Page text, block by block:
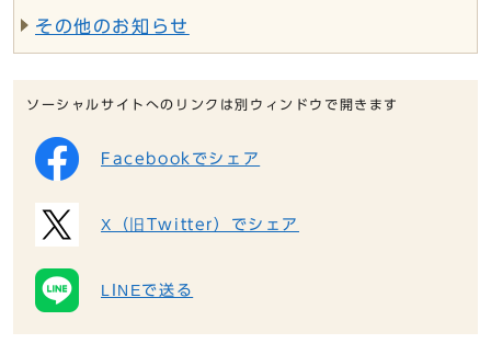
その他のお知らせ
ソーシャルサイトへのリンクは別ウィンドウで開きます
Facebookでシェア
X（旧Twitter）でシェア
LINEで送る